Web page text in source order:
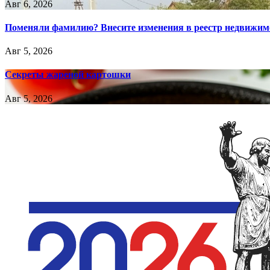
Авг 6, 2026
Поменяли фамилию? Внесите изменения в реестр
Авг 5, 2026
Секреты жареной картошки
Авг 5, 2026